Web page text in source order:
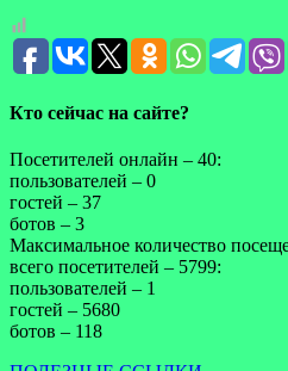
Кто сейчас на сайте?
Посетителей онлайн – 40:
пользователей – 0
гостей – 37
ботов – 3
Максимальное количество
всего посетителей – 5799:
пользователей – 1
гостей – 5680
ботов – 118